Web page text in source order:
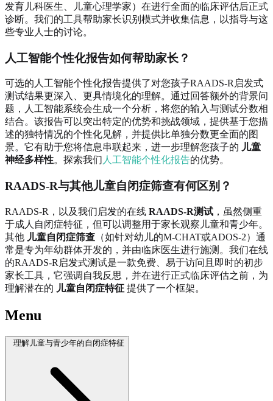
发育儿科医生、儿童心理学家）在进行全面的临床评估后正式
诊断。我们的工具帮助家长识别模式并收集信息，以指导与这
些专业人士的讨论。
人工智能个性化报告如何帮助家长？
可选的人工智能个性化报告提供了对您孩子RAADS-R启发式
测试结果更深入、更具情境化的理解。通过回答额外的背景问
题，人工智能系统会生成一个分析，将您的输入与测试分数相
结合。该报告可以突出特定的优势和挑战领域，提供基于您描
述的独特情况的个性化见解，并提供比单独分数更全面的图
景。它有助于您将信息串联起来，进一步理解您孩子的 儿童
神经多样性。探索我们 人工智能个性化报告的优势。
RAADS-R与其他儿童自闭症筛查有何区别？
RAADS-R，以及我们启发的在线 RAADS-R测试 ，虽然侧重
于成人自闭症特征，但可以调整用于家长观察儿童和青少年。
其他 儿童自闭症筛查 （如针对幼儿的M-CHAT或ADOS-2）通
常是专为年幼群体开发的，并由临床医生进行施测。我们在线
的RAADS-R启发式测试是一款免费、易于访问且即时的初步
家长工具，它强调自我反思，并在进行正式临床评估之前，为
理解潜在的 儿童自闭症特征 提供了一个框架。
Menu
理解儿童与青少年的自闭症特征